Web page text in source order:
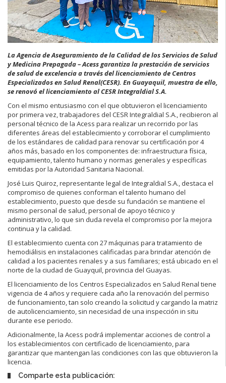
La Agencia de Aseguramiento de la Calidad de los Servicios de Salud
y Medicina Prepagada – Acess garantiza la prestación de servicios
de salud de excelencia a través del licenciamiento de Centros
Especializados en Salud Renal(CESR). En Guayaquil, muestra de ello,
se renovó el licenciamiento al CESR Integraldial S.A.
Con el mismo entusiasmo con el que obtuvieron el licenciamiento
por primera vez, trabajadores del CESR Integraldial S.A., recibieron al
personal técnico de la Acess para realizar un recorrido por las
diferentes áreas del establecimiento y corroborar el cumplimiento
de los estándares de calidad para renovar su certificación por 4
años más, basado en los componentes de: infraestructura física,
equipamiento, talento humano y normas generales y específicas
emitidas por la Autoridad Sanitaria Nacional.
José Luis Quiroz, representante legal de Integraldial S.A., destaca el
compromiso de quienes conforman el talento humano del
establecimiento, puesto que desde su fundación se mantiene el
mismo personal de salud, personal de apoyo técnico y
administrativo, lo que sin duda revela el compromiso por la mejora
continua y la calidad.
El establecimiento cuenta con 27 máquinas para tratamiento de
hemodiálisis en instalaciones calificadas para brindar atención de
calidad a los pacientes renales y a sus familiares; está ubicado en el
norte de la ciudad de Guayquil, provincia del Guayas.
El licenciamiento de los Centros Especializados en Salud Renal tiene
vigencia de 4 años y requiere cada año la renovación del permiso
de funcionamiento, tan solo creando la solicitud y cargando la matriz
de autolicenciamiento, sin necesidad de una inspección in situ
durante ese periodo.
Adicionalmente, la Acess podrá implementar acciones de control a
los establecimientos con certificado de licenciamiento, para
garantizar que mantengan las condiciones con las que obtuvieron la
licencia.
Comparte esta publicación: